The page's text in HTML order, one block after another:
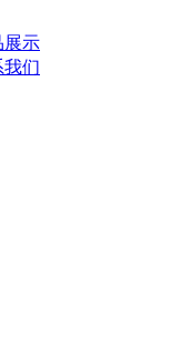
展示
我们